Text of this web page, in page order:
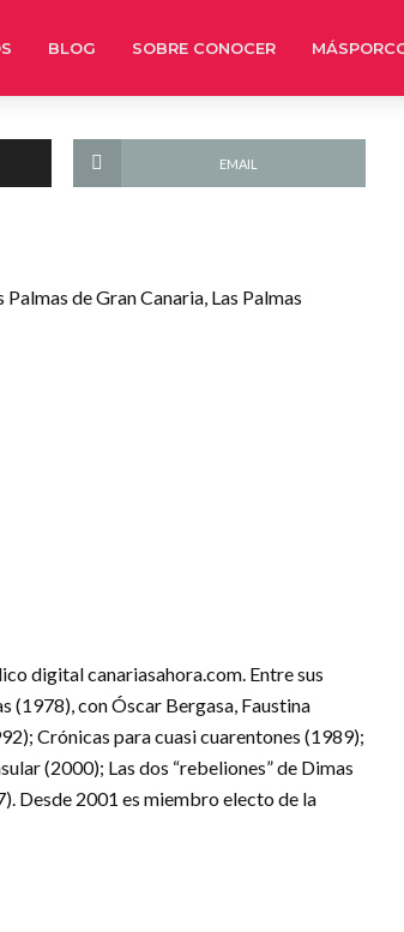
BLOG SOBRE CONOCER
EMAIL
Palmas de Gran Canaria, Las Palmas
digital canariasahora.com. Entre sus
(1978), con Óscar Bergasa, Faustina
Crónicas para cuasi cuarentones (1989);
(2000); Las dos “rebeliones” de Dimas
Desde 2001 es miembro electo de la